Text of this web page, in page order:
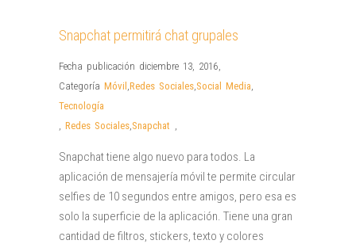
Snapchat permitirá chat grupales
Fecha publicación diciembre 13, 2016,
Categoría Móvil ,Redes Sociales,Social Media,
Tecnología
, Redes Sociales,Snapchat ,
Snapchat tiene algo nuevo para todos. La
aplicación de mensajería móvil te permite circular
selfies de 10 segundos entre amigos, pero esa es
solo la superficie de la aplicación. Tiene una gran
cantidad de filtros, stickers, texto y colores